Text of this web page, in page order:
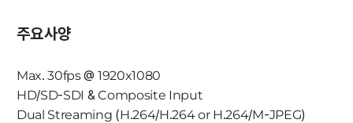
주요사양
Max. 30fps @ 1920x1080
HD/SD-SDI & Composite Input
Dual Streaming (H.264/H.264 or H.264/M-JPEG)